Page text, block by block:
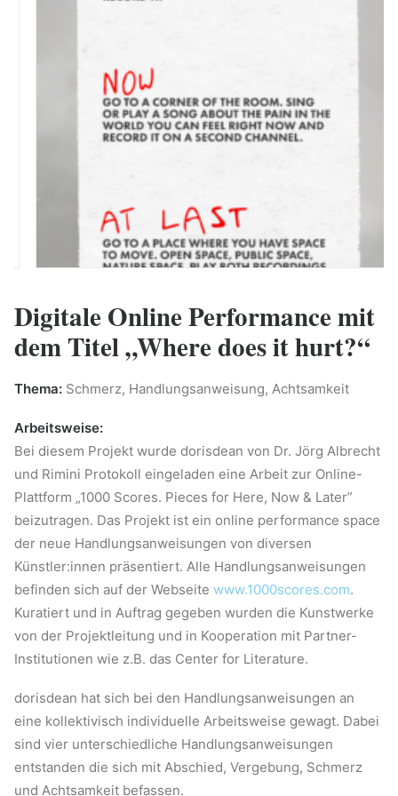
Digitale Online Performance mit
dem Titel „Where does it hurt?“
Thema: Schmerz, Handlungsanweisung, Achtsamkeit
Arbeitsweise:
Bei diesem Projekt wurde dorisdean von Dr. Jörg Albrecht
und Rimini Protokoll eingeladen eine Arbeit zur Online-
Plattform „1000 Scores. Pieces for Here, Now & Later”
beizutragen. Das Projekt ist ein online performance space
der neue Handlungsanweisungen von diversen
Künstler:innen präsentiert. Alle Handlungsanweisungen
befinden sich auf der Webseite www.1000scores.com.
Kuratiert und in Auftrag gegeben wurden die Kunstwerke
von der Projektleitung und in Kooperation mit Partner-
Institutionen wie z.B. das Center for Literature.
dorisdean hat sich bei den Handlungsanweisungen an
eine kollektivisch individuelle Arbeitsweise gewagt. Dabei
sind vier unterschiedliche Handlungsanweisungen
entstanden die sich mit Abschied, Vergebung, Schmerz
und Achtsamkeit befassen.